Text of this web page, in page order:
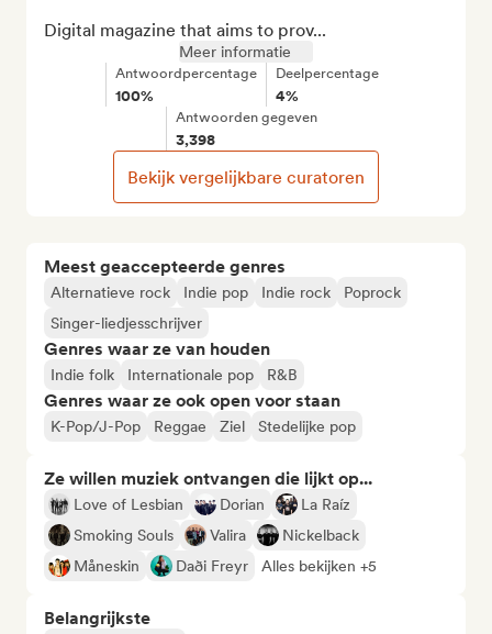
Meest geaccepteerde genres
Alternatieve rock Indie pop Indie rock
Poprock
Singer-liedjesschrijver
Genres waar ze van houden
Indie folk Internationale pop R&B
Genres waar ze ook open voor staan
K-Pop/J-Pop Reggae Ziel Stedelijke pop
Ze willen muziek ontvangen die lijkt op...
Love of Lesbian Dorian
La Raíz
Smoking Souls
Valira
Nickelback
Måneskin
Daði Freyr Alles bekijken +5
Belangrijkste
Digital magazine that aims to prov...
Meer informatie
Antwoordpercentage
100%
Deelpercentage
4%
Antwoorden gegeven
3,398
Bekijk vergelijkbare curatoren